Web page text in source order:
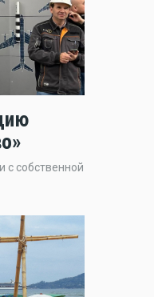
с собственной